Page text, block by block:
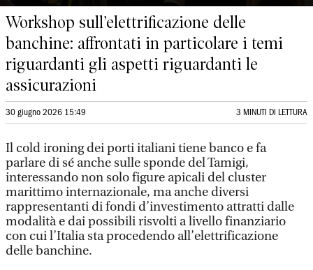
Workshop sull’elettrificazione delle
banchine: affrontati in particolare i temi
riguardanti gli aspetti riguardanti le
assicurazioni
30 giugno 2026 15:49 3 MINUTI DI LETTURA
Il cold ironing dei porti italiani tiene banco e fa
parlare di sé anche sulle sponde del Tamigi,
interessando non solo figure apicali del cluster
marittimo internazionale, ma anche diversi
rappresentanti di fondi d’investimento attratti dalle
modalità e dai possibili risvolti a livello finanziario
con cui l’Italia sta procedendo all’elettrificazione
delle banchine.